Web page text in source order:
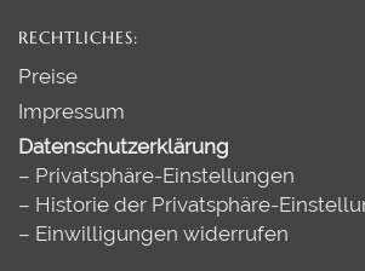
RECHTLICHES:
Preise
Impressum
Datenschutzerklärung
– Privatsphäre-Einstellungen
– Historie der Privatsphäre-
– Einwilligungen widerrufen